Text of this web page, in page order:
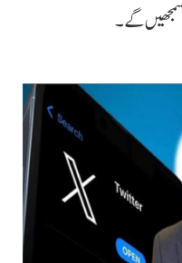
سمجھیں گے۔